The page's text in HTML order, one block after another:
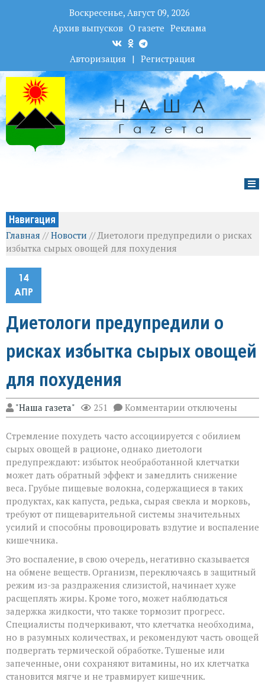
Воскресенье, Август 09, 2026
Архив выпусков О газете Реклама
Авторизация | Регистрация
НАША
Гаzета
Навигация
Главная //Новости // Диетологи предупредили о рисках
избытка сырых овощей для похудения
14
АПР
Диетологи предупредили о
рисках избытка сырых овощей
для похудения
"Наша газета" 251 Комментарии к
записи
предупредили
о
рисках
избытка
сырых
овощей
для
похудения
отключены
Стремление похудеть часто ассоциируется с обилием
сырых овощей в рационе, однако диетологи
предупреждают: избыток необработанной клетчатки
может дать обратный эффект и замедлить снижение
веса. Грубые пищевые волокна, содержащиеся в таких
продуктах, как капуста, редька, сырая свекла и морковь,
требуют от пищеварительной системы значительных
усилий и способны провоцировать вздутие и воспаление
кишечника.
Это воспаление, в свою очередь, негативно сказывается
на обмене веществ. Организм, переключаясь в защитный
режим из-за раздражения слизистой, начинает хуже
расщеплять жиры. Кроме того, может наблюдаться
задержка жидкости, что также тормозит прогресс.
Специалисты подчеркивают, что клетчатка необходима,
но в разумных количествах, и рекомендуют часть овощей
подвергать термической обработке. Тушеные или
запеченные, они сохраняют витамины, но их клетчатка
становится мягче и не травмирует кишечник.